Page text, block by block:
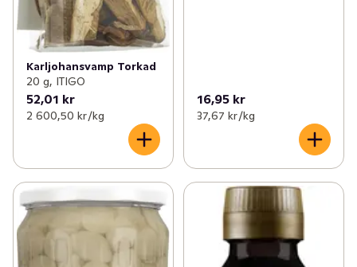
Karljohansvamp Torkad
20 g, ITIGO
52,01 kr
2 600,50 kr /kg
16,95 kr
37,67 kr /kg